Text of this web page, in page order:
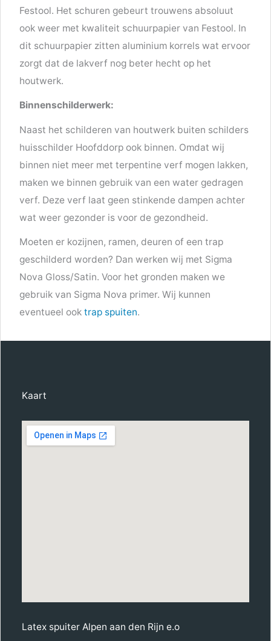
Festool. Het schuren gebeurt trouwens absoluut
ook weer met kwaliteit schuurpapier van Festool. In
dit schuurpapier zitten aluminium korrels wat ervoor
zorgt dat de lakverf nog beter hecht op het
houtwerk.
Binnenschilderwerk:
Naast het schilderen van houtwerk buiten schilders
huisschilder Hoofddorp ook binnen. Omdat wij
binnen niet meer met terpentine verf mogen lakken,
maken we binnen gebruik van een water gedragen
verf. Deze verf laat geen stinkende dampen achter
wat weer gezonder is voor de gezondheid.
Moeten er kozijnen, ramen, deuren of een trap
geschilderd worden? Dan werken wij met Sigma
Nova Gloss/Satin. Voor het gronden maken we
gebruik van Sigma Nova primer. Wij kunnen
eventueel ooktrap spuiten.
Kaart
Latex spuiter Alpen aan den Rijn e.o